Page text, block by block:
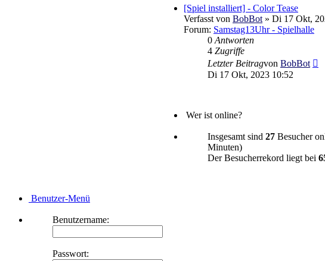
[Spiel installiert] - Color Tease
Verfasst von BobBot » Di 17 Okt,
Forum: Samstag13Uhr - Spielhalle
0 Antworten
4 Zugriffe
Letzter Beitragvon BobBot
Di 17 Okt, 2023 10:52
Wer ist online?
Insgesamt sind 27 Besucher
Minuten)
Der Besucherrekord liegt bei
Benutzer-Menü
Benutzername:
Passwort: